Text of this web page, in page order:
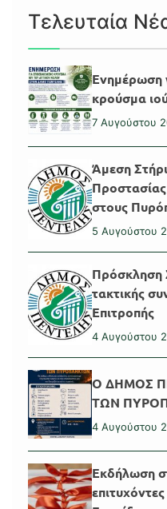
Τελευταία
Ενημέρωση
κρούσμα
7 Αυγούστου
Άμεση
στους
5 Αυγούστου
Πρόσκληση
τακτικής
Επιτροπής
4 Αυγούστου
Ο ΔΗΜΟΣ
ΤΩΝ
4 Αυγούστου
Εκδήλωση